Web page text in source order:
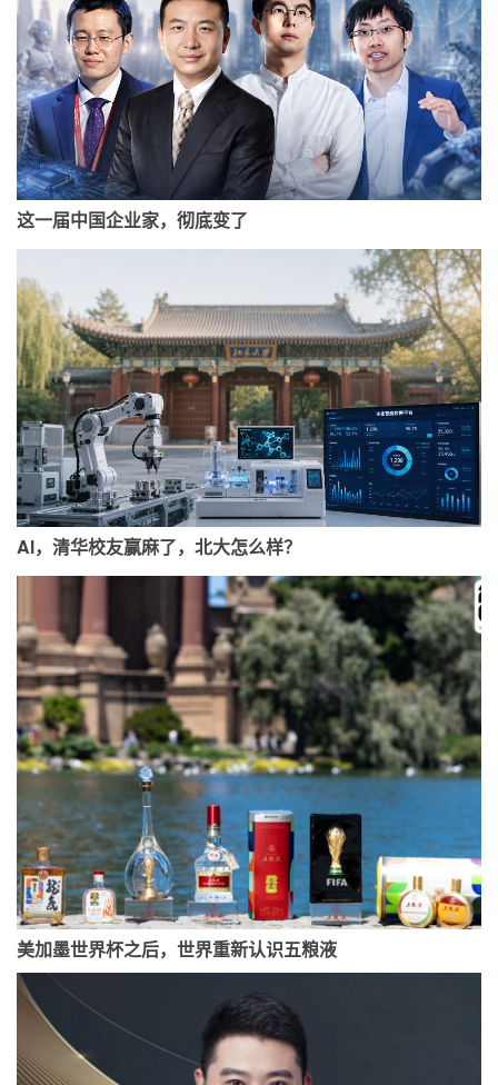
这一届中国企业家，彻底变了
Al，清华校友赢麻了，北大怎么样？
美加墨世界杯之后，世界重新认识五粮液